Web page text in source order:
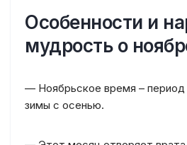
Особенности и
мудрость о
— Ноябрьское время – период
зимы с осенью.